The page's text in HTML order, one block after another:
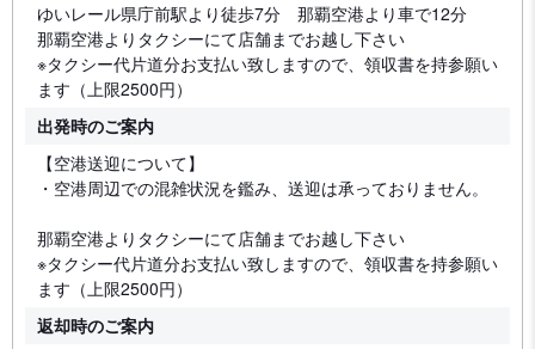
ゆいレール県庁前駅より徒歩7分 那覇空港より車で12分
那覇空港よりタクシーにて店舗までお越し下さい
※タクシー代片道分お支払い致しますので、領収書を持参願い
ます（上限2500円）
出発時のご案内
【空港送迎について】
・空港周辺での混雑状況を鑑み、送迎は承っておりません。
那覇空港よりタクシーにて店舗までお越し下さい
※タクシー代片道分お支払い致しますので、領収書を持参願い
ます（上限2500円）
返却時のご案内